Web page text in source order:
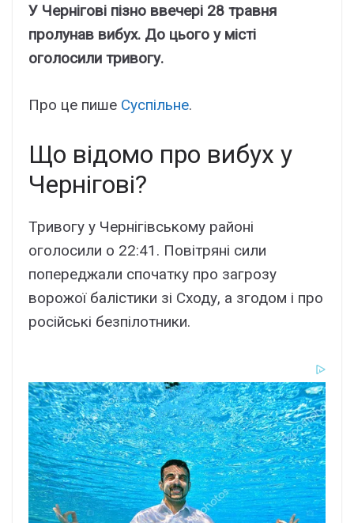
У Чернігові пізно ввечері 28 травня
пролунав вибух. До цього у місті
оголосили тривогу.
Про це пише Суспільне.
Що відомо про вибух у
Чернігові?
Тривогу у Чернігівському районі
оголосили о 22:41. Повітряні сили
попереджали спочатку про загрозу
ворожої балістики зі Сходу, а згодом і про
російські безпілотники.